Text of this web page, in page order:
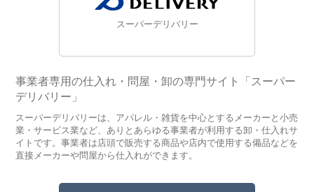
スーパーデリバリー
事業者専用の仕入れ・問屋・卸の専門サイト「スーパー
デリバリー」
スーパーデリバリーは、アパレル・雑貨を中心とするメーカーと小売
業・サービス業など、ありとあらゆる事業者が利用する卸・仕入れサ
イトです。事業者は店頭で販売する商品や店内で使用する備品などを
直接メーカーや問屋から仕入れができます。